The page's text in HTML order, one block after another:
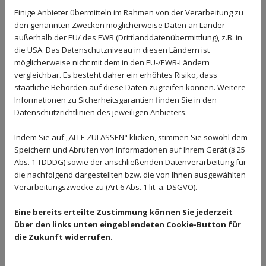
Schweißfachbetrieb, möchten wir Ihnen gern
unser umfangreiches Leistungsangebot aus den
Gewerken Balkonbau, Bauschlosserei und
Kunstschmiede zur Verfügung stellen.
Unser qualifiziertes Fachpersonal führt alle ihm
gestellten Aufgaben zur vollen Zufriedenheit
unserer Kunden aus und ist stets in der Lage,
auch umfangreiche und anspruchsvolle
Arbeiten schnell und in handwerklicher Qualität
auszuführen.
Unser Unternehmen verfügt über einen
mit moderner Schweiß-u. CNZ Technik, Stanz-
und Schneidmaschinen, wie aber auch
Einige Anbieter übermitteln im Rahmen von der Verarbeitung zu
den genannten Zwecken möglicherweise Daten an Länder
außerhalb der EU/ des EWR (Drittlanddatenübermittlung), z.B. in
die USA. Das Datenschutzniveau in diesen Ländern ist
möglicherweise nicht mit dem in den EU-/EWR-Ländern
vergleichbar. Es besteht daher ein erhöhtes Risiko, dass
staatliche Behörden auf diese Daten zugreifen können. Weitere
Informationen zu Sicherheitsgarantien finden Sie in den
Datenschutzrichtlinien des jeweiligen Anbieters.
Indem Sie auf „ALLE ZULASSEN" klicken, stimmen Sie sowohl dem
Speichern und Abrufen von Informationen auf Ihrem Gerät (§ 25
Abs. 1 TDDDG) sowie der anschließenden Datenverarbeitung für
die nachfolgend dargestellten bzw. die von Ihnen ausgewählten
Verarbeitungszwecke zu (Art 6 Abs. 1 lit. a. DSGVO).
Eine bereits erteilte Zustimmung können Sie jederzeit
über den links unten eingeblendeten Cookie-Button für
die Zukunft widerrufen.